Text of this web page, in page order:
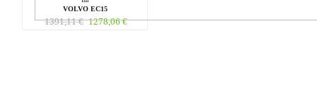
VOLVO EC15
1391,11€ 1278,06€